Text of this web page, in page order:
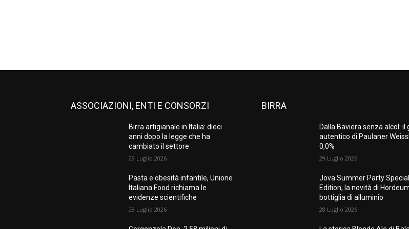
ASSOCIAZIONI, ENTI E CONSORZI
Birra artigianale in Italia: dieci
anni dopo la legge che ha
cambiato il settore
29 Luglio 2026
Pasta e obesità infantile, Unione
Italiana Food richiama le
evidenze scientifiche
28 Luglio 2026
BIRRA
Dalla Baviera senza alcol: il
autentico di Paulaner
0,0%
29 Luglio 2026
Jova Summer Party Special
Edition, la novità di
bottiglia di alluminio
28 Luglio 2026